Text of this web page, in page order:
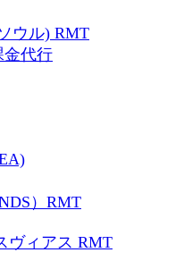
ウル) RMT
金代行
）RMT
ヴィアス RMT